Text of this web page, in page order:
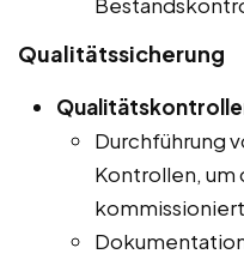
Qualitätssicherung
Durchführung
Kontrollen, um